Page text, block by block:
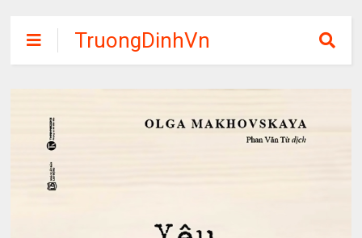
TruongDinhVn
Chia sẽ ebook,
các khóa học,
phần mềm học